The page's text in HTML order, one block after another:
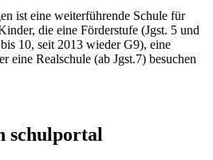
ist eine weiterführende Schule für
die eine Förderstufe (Jgst. 5 und
10, seit 2013 wieder G9), eine
eine Realschule (ab Jgst.7) besuchen
schulportal